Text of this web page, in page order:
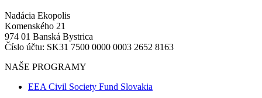
Nadácia Ekopolis
Komenského 21
974 01 Banská Bystrica
Číslo účtu: SK31 7500 0000 0003 2652 8163
NAŠE PROGRAMY
EEA Civil Society Fund Slovakia